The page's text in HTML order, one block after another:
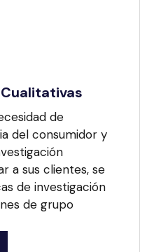
de
del consumidor y
a sus clientes, se
de investigación
de grupo